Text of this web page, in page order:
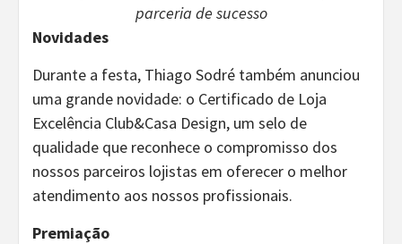
parceria de sucesso
Novidades
Durante a festa, Thiago Sodré também anunciou
uma grande novidade: o Certificado de Loja
Excelência Club&Casa Design, um selo de
qualidade que reconhece o compromisso dos
nossos parceiros lojistas em oferecer o melhor
atendimento aos nossos profissionais.
Premiação